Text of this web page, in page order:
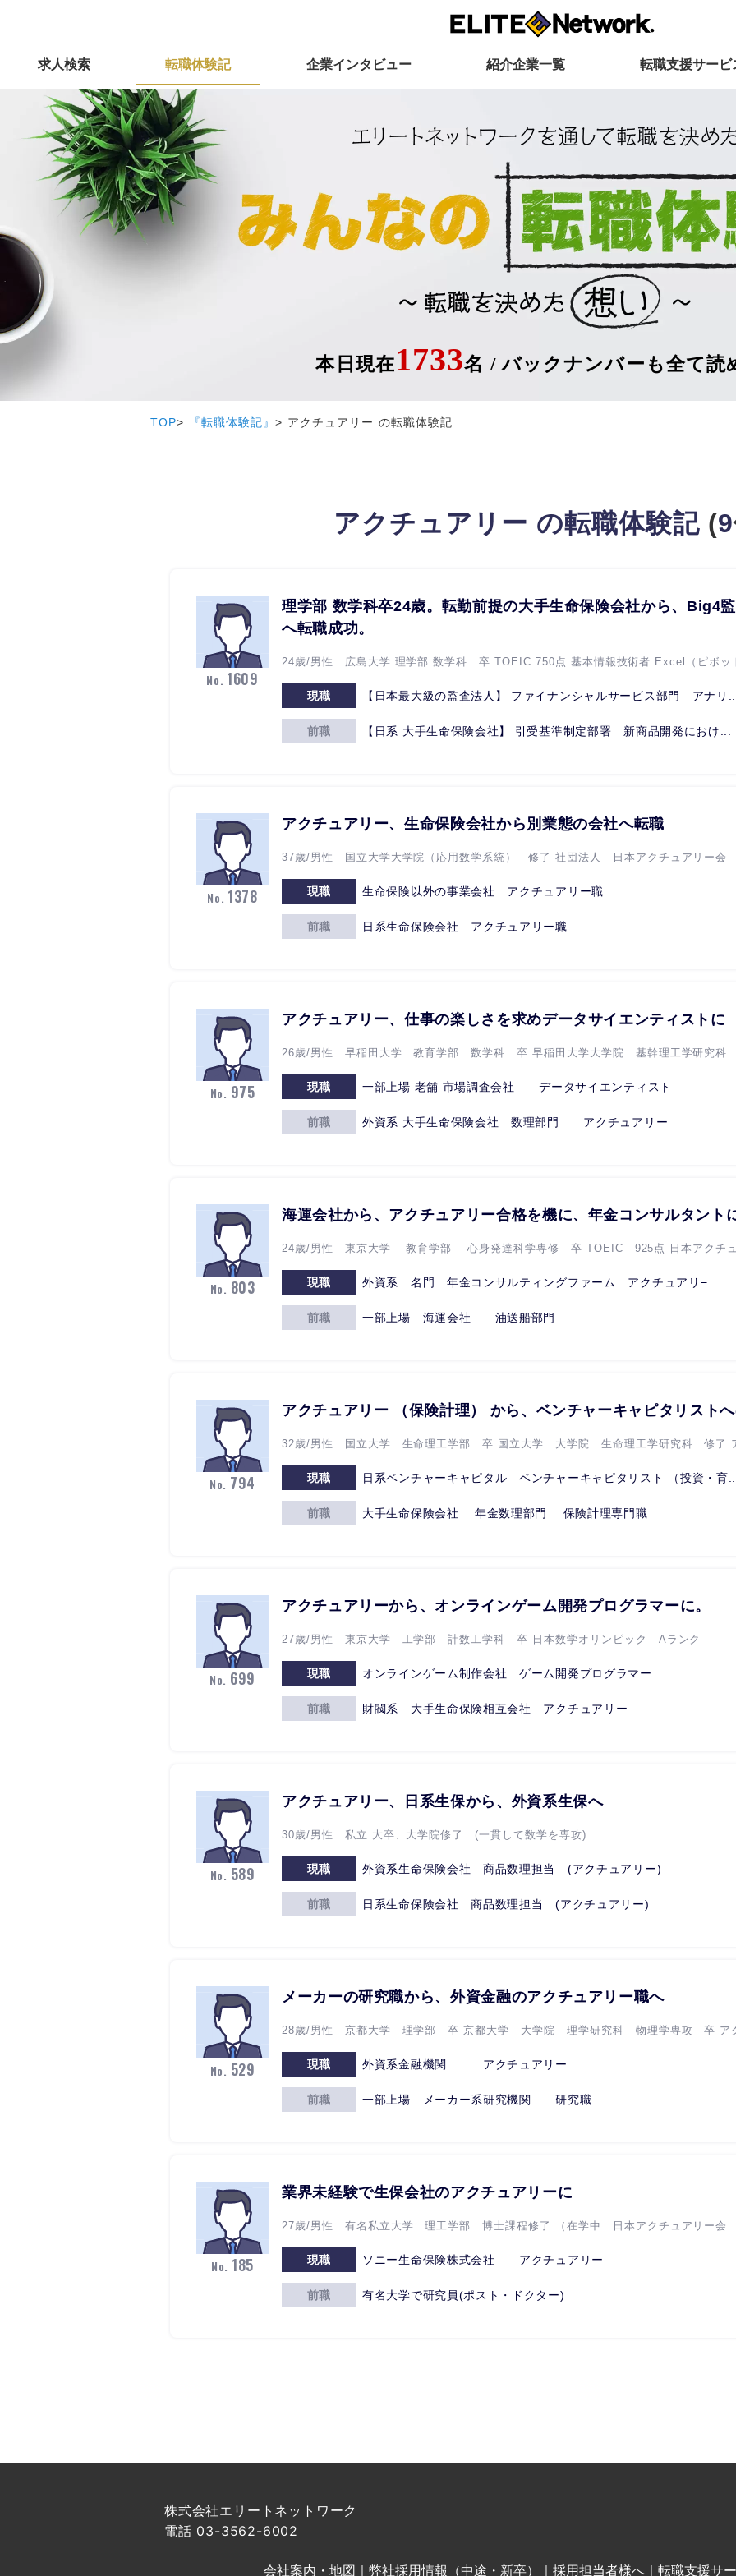
求人検索 転職体験記 企業インタビュー 紹介企業一覧 転職支援サービ
本日現在1733名 /バックナンバーも全て読
TOP 『転職体験記』 アクチュアリー の転職体験記
アクチュアリー の転職体験記 (9
No. 1609
理学部 数学科卒24歳。転勤前提の大手生命保険会社から、Big4
へ転職成功。
24歳/男性 広島大学 理学部 数学科 卒 TOEIC 750点 基本情報技術者 Excel（ピボッ
現職 【日本最大級の監査法人】 ファイナンシャルサービス部門 アナリ
前職 【日系 大手生命保険会社】 引受基準制定部署 新商品開発におけ...
No. 1378
アクチュアリー、生命保険会社から別業態の会社へ転職
37歳/男性 国立大学大学院（応用数学系統） 修了 社団法人 日本アクチュアリー
現職 生命保険以外の事業会社 アクチュアリー職
前職 日系生命保険会社 アクチュアリー職
No. 975
アクチュアリー、仕事の楽しさを求めデータサイエンティストに
26歳/男性 早稲田大学 教育学部 数学科 卒 早稲田大学大学院 基幹理工学研究
現職 一部上場 老舗 市場調査会社 データサイエンティスト
前職 外資系 大手生命保険会社 数理部門 アクチュアリー
No. 803
海運会社から、アクチュアリー合格を機に、年金コンサルタント
24歳/男性 東京大学 教育学部 心身発達科学専修 卒 TOEIC 925点 日本アクチ
現職 外資系 名門 年金コンサルティングファーム アクチュアリ−
前職 一部上場 海運会社 油送船部門
No. 794
アクチュアリー （保険計理） から、ベンチャーキャピタリスト
32歳/男性 国立大学 生命理工学部 卒 国立大学 大学院 生命理工学研究科 修了
現職 日系ベンチャーキャピタル ベンチャーキャピタリスト （投資・育
前職 大手生命保険会社 年金数理部門 保険計理専門職
No. 699
アクチュアリーから、オンラインゲーム開発プログラマーに。
27歳/男性 東京大学 工学部 計数工学科 卒 日本数学オリンピック Aランク
現職 オンラインゲーム制作会社 ゲーム開発プログラマー
前職 財閥系 大手生命保険相互会社 アクチュアリー
No. 589
アクチュアリー、日系生保から、外資系生保へ
30歳/男性 私立 大卒、大学院修了 (一貫して数学を専攻)
現職 外資系生命保険会社 商品数理担当 (アクチュアリー)
前職 日系生命保険会社 商品数理担当 (アクチュアリー)
No. 529
メーカーの研究職から、外資金融のアクチュアリー職へ
28歳/男性 京都大学 理学部 卒 京都大学 大学院 理学研究科 物理学専攻 卒 ア
現職 外資系金融機関 アクチュアリー
前職 一部上場 メーカー系研究機関 研究職
No. 185
業界未経験で生保会社のアクチュアリーに
27歳/男性 有名私立大学 理工学部 博士課程修了 （在学中 日本アクチュアリー
現職 ソニー生命保険株式会社 アクチュアリー
前職 有名大学で研究員(ポスト・ドクター)
株式会社エリートネットワーク
電話 03-3562-6002
会社案内・地図 ｜ 弊社採用情報（中途・新卒） ｜ 採用担当者様へ ｜ 転職支援サ